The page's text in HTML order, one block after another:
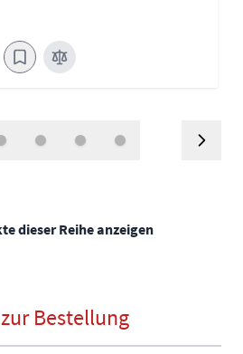
dieser Reihe anzeigen
Bestellung